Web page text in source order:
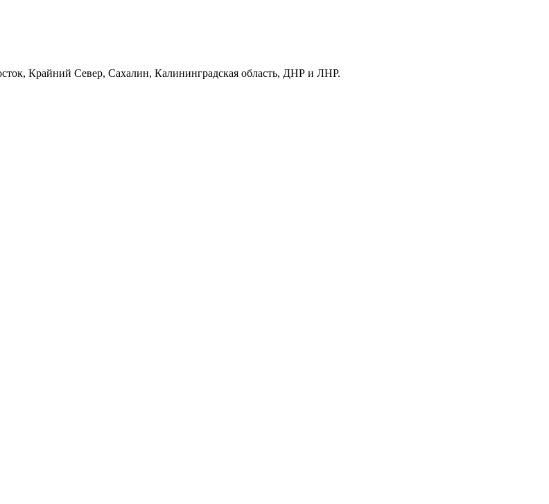
Крайний Север, Сахалин, Калининградская область, ДНР и ЛНР.